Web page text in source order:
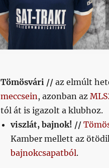
Tömösvári // az elmúlt
meccsein , azonban az
tól át is igazolt a klubhoz.
viszlát, bajnok! //
Kamber mellett az
bajnokcsapatból.